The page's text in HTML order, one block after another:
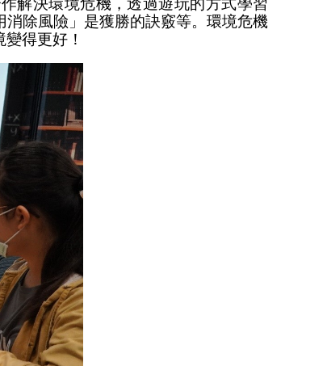
除風險」是獲勝的訣竅等。環境危機
得更好！